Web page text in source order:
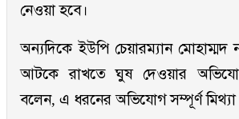
নেওয়া হবে।
অন্যদিকে ইউপি চেয়ারম্যান মোহাম্মদ
আটকে রাখতে ঘুষ দেওয়ার
বলেন, এ ধরনের অভিযোগ সম্পূর্ণ মিথ্যা